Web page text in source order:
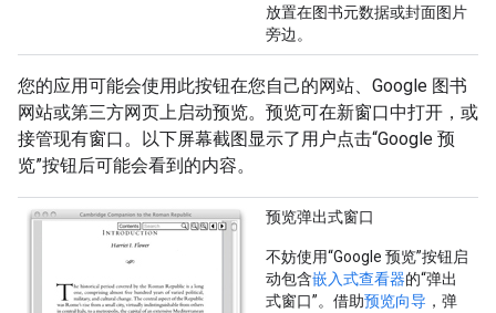
放置在图书元数据或封面图片
旁边。
您的应用可能会使用此按钮在您自己的网站、Google 图书
网站或第三方网页上启动预览。预览可在新窗口中打开，或
接管现有窗口。以下屏幕截图显示了用户点击“Google 预
览”按钮后可能会看到的内容。
预览弹出式窗口
不妨使用“Google 预览”按钮启
动包含嵌入式查看器的“弹出
式窗口”。借助预览向导 ，弹